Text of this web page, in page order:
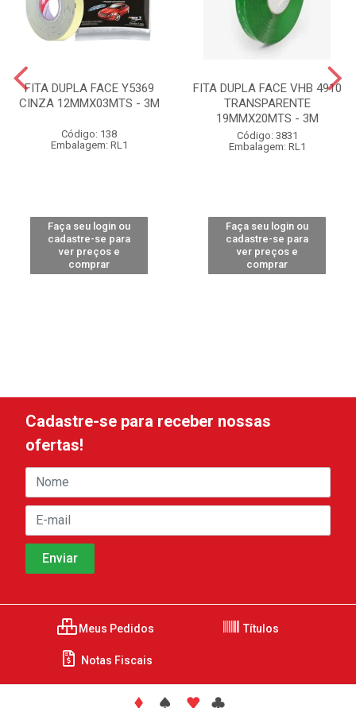
FITA DUPLA FACE Y5369
CINZA 12MMX03MTS - 3M
Código: 138
Embalagem: RL1
Faça seu login ou
cadastre-se para
ver preços e
comprar
FITA DUPLA FACE VHB 4910
TRANSPARENTE
19MMX20MTS - 3M
Código: 3831
Embalagem: RL1
Faça seu login ou
cadastre-se para
ver preços e
comprar
Cadastre-se para receber nossas
ofertas!
Meus Pedidos Títulos
Notas Fiscais